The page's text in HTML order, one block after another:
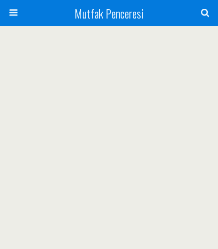
Mutfak Penceresi